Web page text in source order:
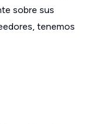
sobre sus
tenemos